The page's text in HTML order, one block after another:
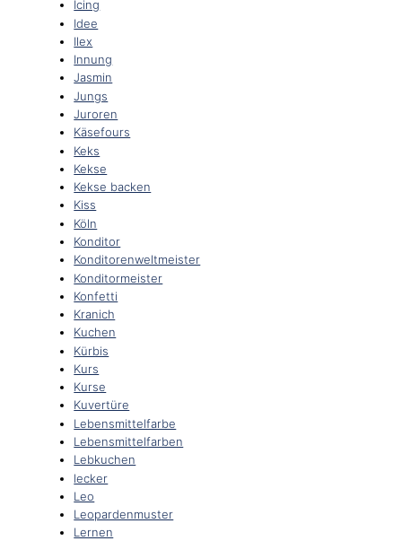
Icing
Idee
Ilex
Innung
Jasmin
Jungs
Juroren
Käsefours
Keks
Kekse
Kekse backen
Kiss
Köln
Konditor
Konditorenweltmeister
Konditormeister
Konfetti
Kranich
Kuchen
Kürbis
Kurs
Kurse
Kuvertüre
Lebensmittelfarbe
Lebensmittelfarben
Lebkuchen
lecker
Leo
Leopardenmuster
Lernen